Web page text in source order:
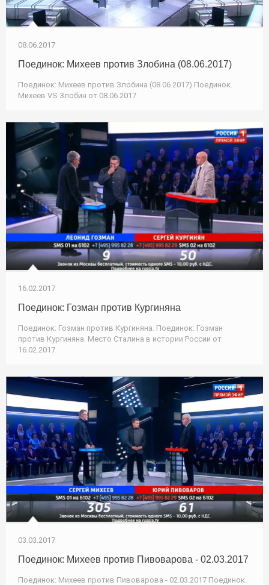
08.06.2017
Поединок: Михеев против Злобина (08.06.2017)
Поединок: Михеев против Злобина (08.06.2017) Поединок.
Михеев VS Злобин от 08.06.2017
16.02.2017
Поединок: Гозман против Кургиняна
Поединок: Гозман против Кургиняна. Поединок: Гозман
против Кургиняна. Место Сталина в истории России от
16.02.2017
03.03.2017
Поединок: Михеев против Пивоварова - 02.03.2017
Поединок: Михеев против Пивоварова - 02.03.2017 Поединок.